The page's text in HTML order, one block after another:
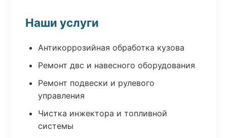
Наши услуги
Антикоррозийная обработка кузова
Ремонт двс и навесного оборудования
Ремонт подвески и рулевого
управления
Чистка инжектора и топливной
системы